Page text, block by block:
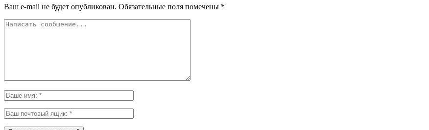
Ваш e-mail не будет опубликован. Обязательные поля помечены *